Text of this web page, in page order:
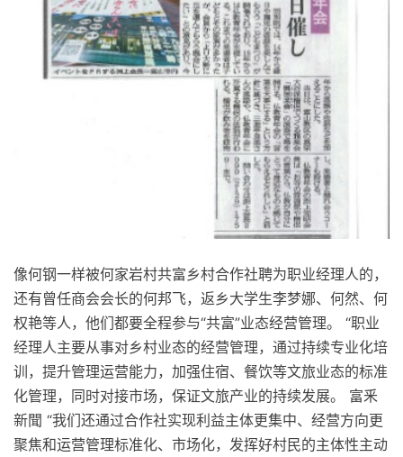
像何钢一样被何家岩村共富乡村合作社聘为职业经理人的，
还有曾任商会会长的何邦飞，返乡大学生李梦娜、何然、何
权艳等人，他们都要全程参与“共富”业态经营管理。 “职业
经理人主要从事对乡村业态的经营管理，通过持续专业化培
训，提升管理运营能力，加强住宿、餐饮等文旅业态的标准
化管理，同时对接市场，保证文旅产业的持续发展。 富釆
新聞 “我们还通过合作社实现利益主体更集中、经营方向更
聚焦和运营管理标准化、市场化，发挥好村民的主体性主动